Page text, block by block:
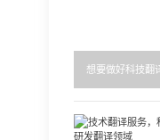
想要做好科技翻